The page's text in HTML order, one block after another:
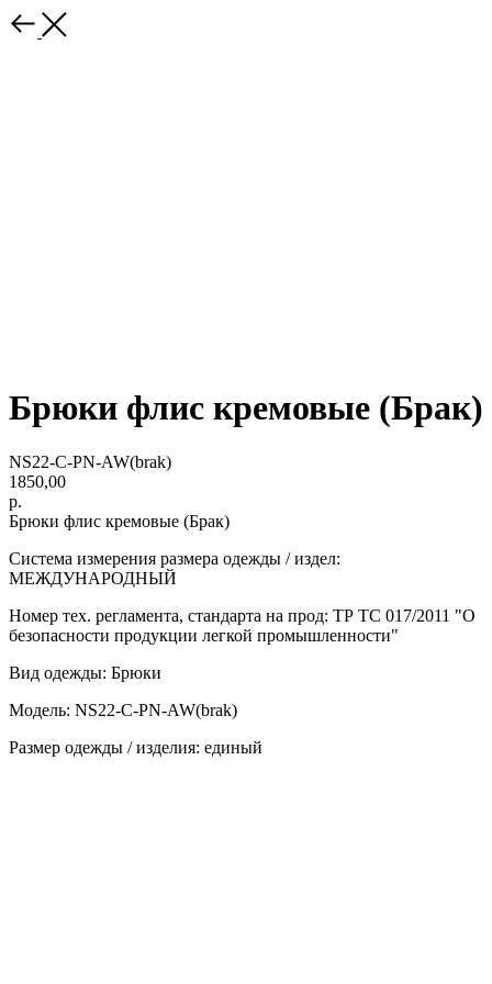
Брюки флис кремовые (Брак)
NS22-C-PN-AW(brak)
1850,00
р.
Брюки флис кремовые (Брак)
Система измерения размера одежды / издел:
МЕЖДУНАРОДНЫЙ
Номер тех. регламента, стандарта на прод: ТР ТС 017/2011 "О
безопасности продукции легкой промышленности"
Вид одежды: Брюки
Модель: NS22-C-PN-AW(brak)
Размер одежды / изделия: единый